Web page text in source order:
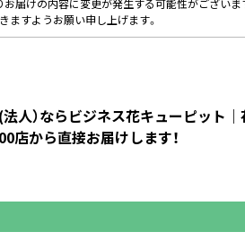
お届けの内容に変更が発生する可能性がございま
ますようお願い申し上げます。
人）ならビジネス花キューピット
店から直接お届けします！